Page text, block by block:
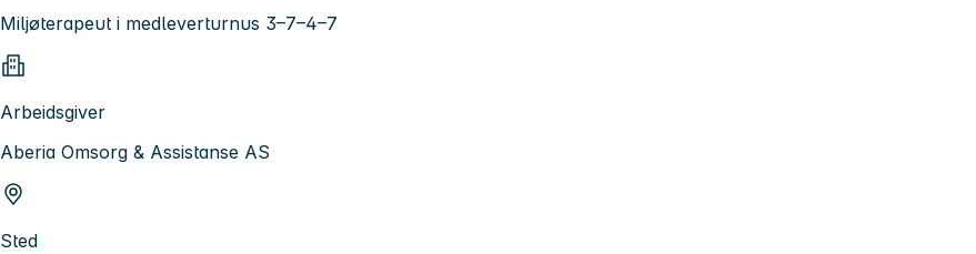
Miljøterapeut i medleverturnus 3–7–4–7
Arbeidsgiver
Aberia Omsorg & Assistanse AS
Sted